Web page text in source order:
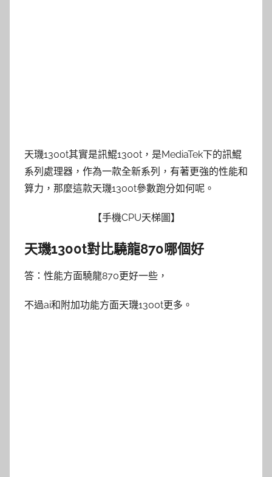
天璣1300t其實是訊鯤1300t，是MediaTek下的訊鯤
系列處理器，作為一款全新系列，有著更強的性能和
算力，那麼這款天璣1300t參數跑分如何呢。
【手機CPU天梯圖】
天璣1300t對比驍龍870哪個好
答：性能方面驍龍870更好一些，
不過ai和附加功能方面天璣1300t更多。